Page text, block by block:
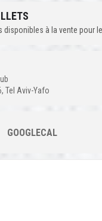
disponibles à la vente pour
Tel Aviv-Yafo
GOOGLECAL